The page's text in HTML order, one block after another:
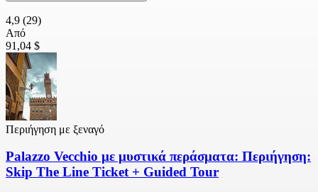
4,9 (29)
Από
91,04 $
Περιήγηση με ξεναγό
Palazzo Vecchio με μυστικά περάσματα: Περιήγηση:
Skip The Line Ticket + Guided Tour